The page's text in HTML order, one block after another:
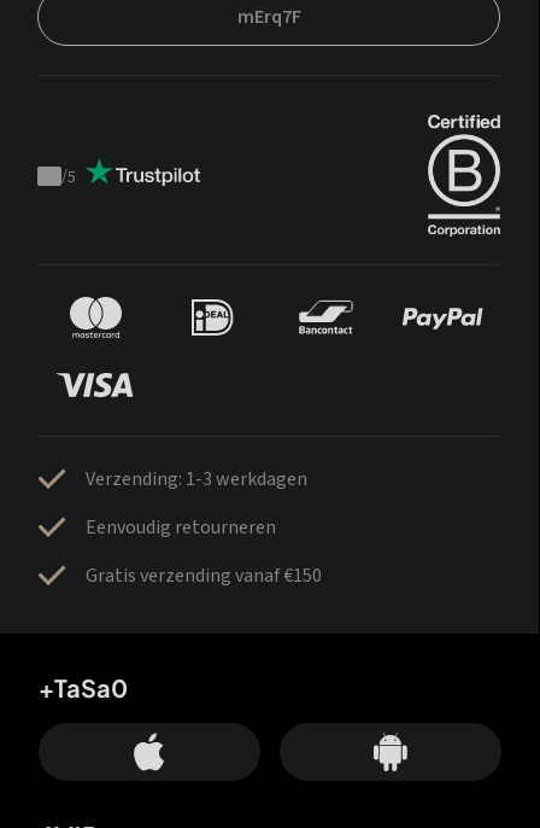
mErq7F
Trustpilot
/5
Verzending: 1-3 werkdagen
Eenvoudig retourneren
Gratis verzending vanaf €150
+TaSa0